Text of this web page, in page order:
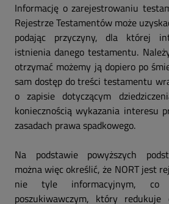
Informację o zarejestrowaniu
Rejestrze Testamentów może
podając przyczyny, dla której
istnienia danego testamentu.
otrzymać możemy ją dopiero po
sam dostęp do treści testamentu
o zapisie dotyczącym
koniecznością wykazania interesu
zasadach prawa spadkowego.
Na podstawie powyższych
można więc określić, że NORT jest
nie tyle informacyjnym, co
poszukiwawczym, który